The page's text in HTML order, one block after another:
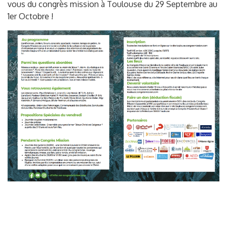
vous du congrès mission à Toulouse du 29 Septembre au
1er Octobre !